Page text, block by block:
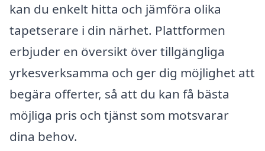
kan du enkelt hitta och jämföra olika
tapetserare i din närhet. Plattformen
erbjuder en översikt över tillgängliga
yrkesverksamma och ger dig möjlighet att
begära offerter, så att du kan få bästa
möjliga pris och tjänst som motsvarar
dina behov.